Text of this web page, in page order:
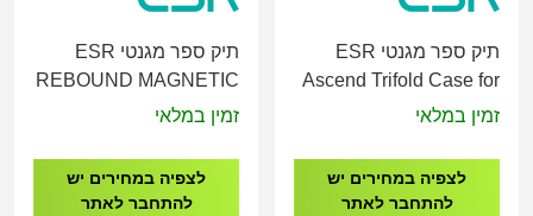
תיק ספר מגנטי ESR
Ascend Trifold Case for
iPad 7/8/9 - 10.2"- Black
זמין במלאי
לצפיה במחירים יש
להתחבר לאתר
תיק ספר מגנטי ESR
REBOUND MAGNETIC
IPAD MINI 6 - 8.3"
זמין במלאי
לצפיה במחירים יש
להתחבר לאתר